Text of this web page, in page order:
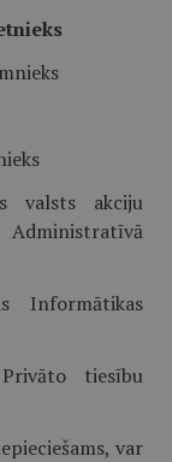
valsts akciju
Administratīvā
Informātikas
tiesību
var